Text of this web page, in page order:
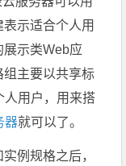
示适合个人用
示类Web应
组主要以共享标
人用户，用来搭
器就可以了。
例规格之后，